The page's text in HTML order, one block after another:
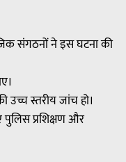
संगठनों ने इस घटना की
उच्च स्तरीय जांच हो।
प्रशिक्षण और